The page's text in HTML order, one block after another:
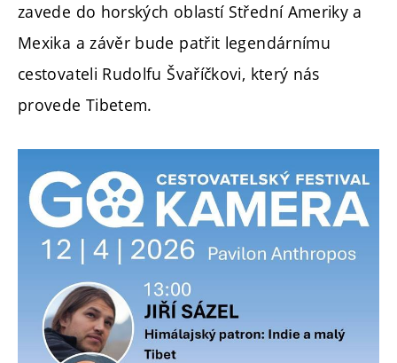
zavede do horských oblastí Střední Ameriky a
Mexika a závěr bude patřit legendárnímu
cestovateli Rudolfu Švaříčkovi, který nás
provede Tibetem.